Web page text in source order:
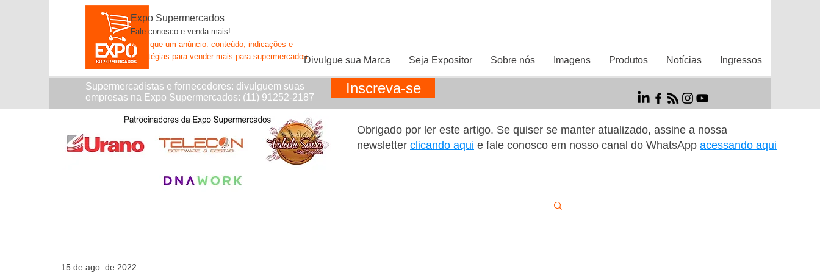
Divulgue sua Marca Seja Expositor Sobre nós Imagens Produtos Notícias Ingressos
Expo Supermercados
Fale conosco e venda mais!
Mais que um anúncio: conteúdo, indicações e
estratégias para vender mais para supermercados.
Supermercadistas e fornecedores: divulguem suas
empresas na Expo Supermercados: (11) 91252-2187
Inscreva-se
Obrigado por ler este artigo. Se quiser se manter atualizado, assine a nossa
newsletter clicando aqui e fale conosco em nosso canal do WhatsApp acessando aqui
15 de ago. de 2022